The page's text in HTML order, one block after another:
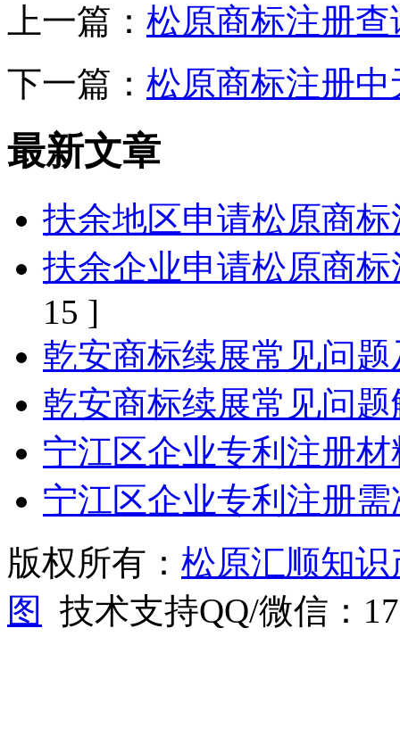
上一篇： 松原商标注册
下一篇： 松原商标注册
最新文章
扶余地区申请松原商
扶余企业申请松原商
15 ]
乾安商标续展常见问
乾安商标续展常见问题
宁江区企业专利注册
宁江区企业专利注册
版权所有： 松原汇顺知
图
技术支持QQ/微信：